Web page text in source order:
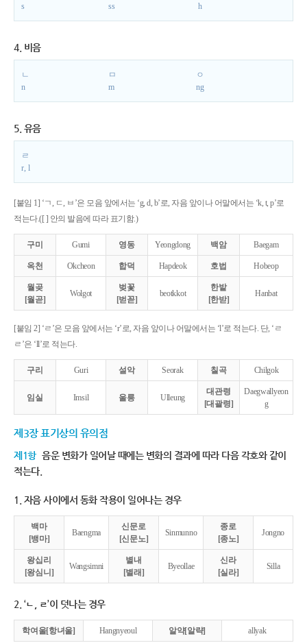
s
ss
h
4. 비음
ㄴ
n
ㅁ
m
ㅇ
ng
5. 유음
ㄹ
r, l
[붙임 1] ‘ㄱ, ㄷ, ㅂ’은 모음 앞에서는 ‘g, d, b’로, 자음 앞이나 어말에서는 ‘k, t, p’로
적는다.([ ] 안의 발음에 따라 표기함.)
구미 Gumi 영동 Yeongdong 백암 Baegam
옥천 Okcheon 합덕 Hapdeok 호법 Hobeop
월곶
[월곧]
Wolgot
벚꽃
[벋꼳]
beotkkot
한밭
[한받]
Hanbat
[붙임 2] ‘ㄹ’은 모음 앞에서는 ‘r’로, 자음 앞이나 어말에서는 ‘l’로 적는다. 단, ‘ㄹ
ㄹ’은 ‘ll’로 적는다.
구리 Guri 설악 Seorak 칠곡 Chilgok
임실 Imsil 울릉 Ulleung
대관령
[대괄령]
Daegwallyeon
g
제3장 표기상의 유의점
제1항 음운 변화가 일어날 때에는 변화의 결과에 따라 다음 각호와 같이
적는다.
1. 자음 사이에서 동화 작용이 일어나는 경우
백마
[뱅마]
Baengma
신문로
[신문노]
Sinmunno
종로
[종노]
Jongno
왕십리
[왕심니]
Wangsimni
별내
[별래]
Byeollae
신라
[실라]
Silla
2. ‘ㄴ, ㄹ’이 덧나는 경우
학여울[항녀울] Hangnyeoul 알약[알략] allyak